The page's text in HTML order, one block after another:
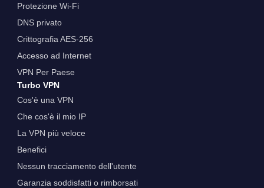
Protezione Wi-Fi
DNS privato
Crittografia AES-256
Accesso ad Internet
VPN Per Paese
Turbo VPN
Cos'è una VPN
Che cos'è il mio IP
La VPN più veloce
Benefici
Nessun tracciamento dell'utente
Garanzia soddisfatti o rimborsati